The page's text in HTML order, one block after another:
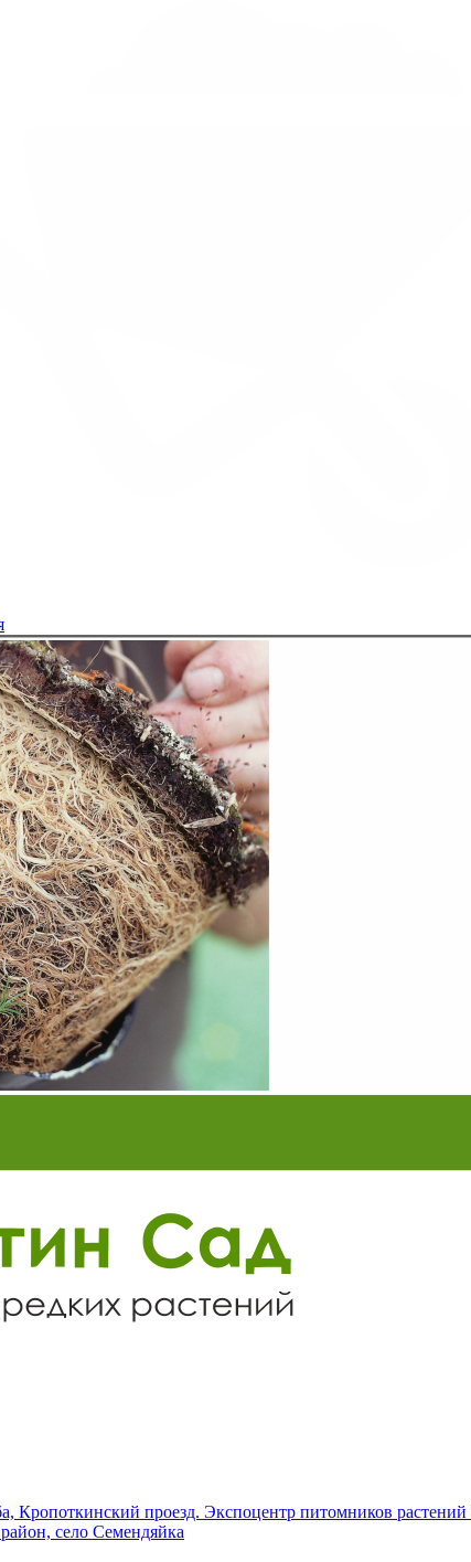
Кропоткинский проезд. Экспоцентр питомников
село Семендяйка